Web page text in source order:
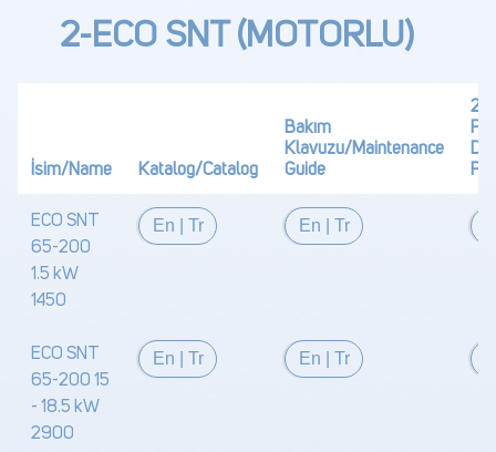
2-ECO SNT (MOTORLU)
İsim/Name Katalog/Catalog
Bakım
Klavuzu/Maintenance
Guide
2D
ECO SNT
65-200
1.5 kW
1450
En Tr En Tr
ECO SNT
65-200 15
- 18.5 kW
2900
En Tr En Tr